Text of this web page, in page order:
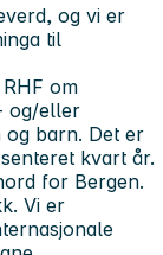
og vi er
til
om
og/eller
barn. Det er
kvart år.
for Bergen.
Vi er